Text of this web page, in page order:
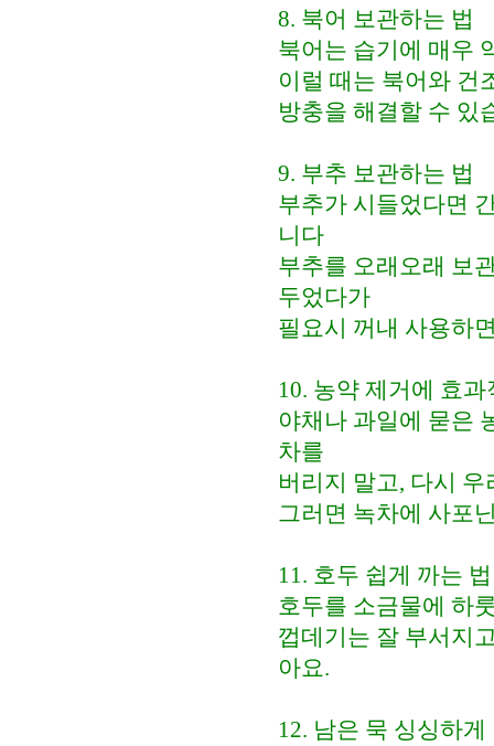
8. 북어 보관하는 법
북어는 습기에 매우
이럴 때는 북어와 건
방충을 해결할 수 있
9. 부추 보관하는 법
부추가 시들었다면
니다
부추를 오래오래 보
두었다가
필요시 꺼내 사용하
10. 농약 제거에 효
야채나 과일에 묻은
차를
버리지 말고, 다시
그러면 녹차에 사포
11. 호두 쉽게 까는 법
호두를 소금물에 하
껍데기는 잘 부서지
아요.
12. 남은 묵 싱싱하게